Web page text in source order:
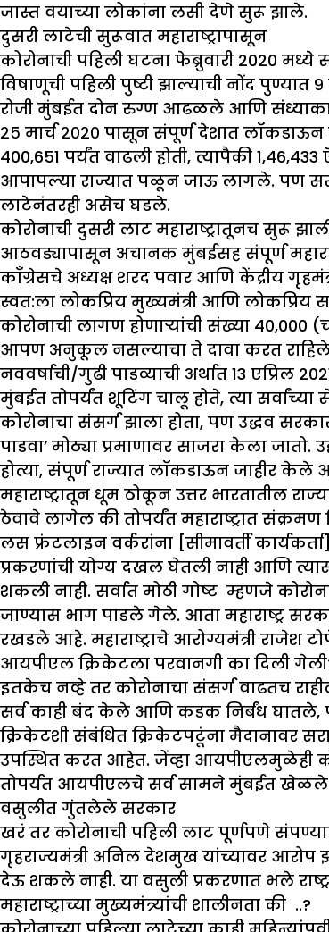
जास्त वयाच्या लोकांना लसी देणे सुरू झाले.
दुसरी लाटेची सुरूवात महाराष्ट्रापासून
कोरोनाची पहिली घटना फेब्रुवारी 2020 मध्ये
विषाणूची पहिली पुष्टी झाल्याची नोंद
रोजी मुंबईत दोन रुग्ण आढळले आणि
२५ मार्च २०२० पासून संपूर्ण देशात लॉकडाऊन
400,651 पर्यंत वाढली होती, त्यापैकी
आपापल्या राज्यात पळून जाऊ लागले. पण
लाटेनंतरही असेच घडले.
कोरोनाची दुसरी लाट महाराष्ट्रातूनच सुरू
आठवड्यापासून अचानक मुंबईसह संपूर्ण
कॉंग्रेसचे अध्यक्ष शरद पवार आणि केंद्रीय
स्वत:ला लोकप्रिय मुख्यमंत्री आणि लोकप्रिय
कोरोनाची लागण होणाऱ्यांची संख्या
आपण अनुकूल नसल्याचा ते दावा करत राहिले.
नववर्षाची/गुढी पाडव्याची अर्थात 13 एप्रिल
मुंबईत तोपर्यंत शूटिंग चालू होते, त्या
कोरोनाचा संसर्ग झाला होता, पण उद्धव
पाडवा’ मोठ्या प्रमाणावर साजरा केला
होत्या, संपूर्ण राज्यात लॉकडाऊन जाहीर केले
महाराष्ट्रातून धूम ठोकून उत्तर भारतातील
ठेवावे लागेल की तोपर्यंत महाराष्ट्रात
लस फ्रंटलाइन वर्करांना [सीमावर्ती
प्रकरणांची योग्य दखल घेतली नाही आणि
शकली नाही. सर्वात मोठी गोष्ट म्हणजे
जाण्यास भाग पाडले गेले. आता महाराष्ट्र
रखडले आहे. महाराष्ट्राचे आरोग्यमंत्री राजेश
आयपीएल क्रिकेटला परवानगी का दिली गेली
इतकेच नव्हे तर कोरोनाचा संसर्ग वाढतच
सर्व काही बंद केले आणि कडक निर्बंध घातले,
क्रिकेटशी संबंधित क्रिकेटपटूंना मैदानावर
उपस्थित करत आहेत. जेंव्हा आयपीएलमुळेही
तोपर्यंत आयपीएलचे सर्व सामने मुंबईत
वसुलीत गुंतलेले सरकार
खरं तर कोरोनाची पहिली लाट पूर्णपणे
गृहराज्यमंत्री अनिल देशमुख यांच्यावर आरोप
देऊ शकले नाही. या वसुली प्रकरणात भले
महाराष्ट्राच्या मुख्यमंत्र्यांची शालीनता की ..?